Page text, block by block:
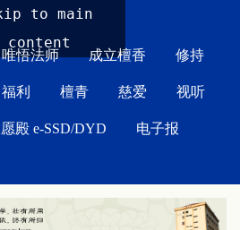
to main
content
唯悟法师 成立檀香 修持
福利 檀青 慈爱 视听
殿 e-SSD/DYD 电子报